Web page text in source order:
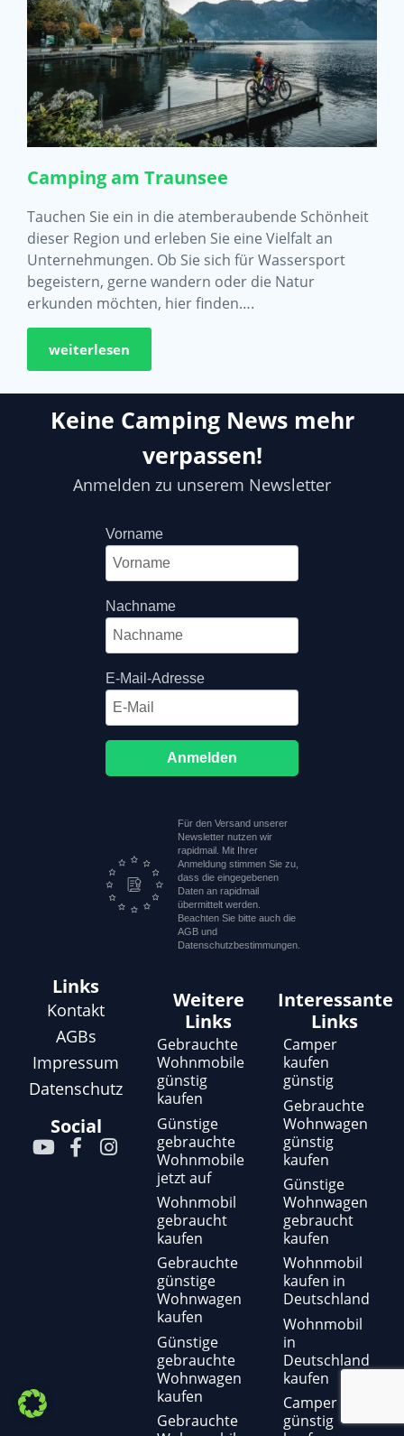
Camping am Traunsee
Tauchen Sie ein in die atemberaubende Schönheit
dieser Region und erleben Sie eine Vielfalt an
Unternehmungen. Ob Sie sich für Wassersport
begeistern, gerne wandern oder die Natur
erkunden möchten, hier finden….
weiterlesen
Keine Camping News mehr
verpassen!
Anmelden zu unserem Newsletter
Vorname
Nachname
E-Mail-Adresse
Anmelden
Für den Versand unserer
Newsletter nutzen wir
rapidmail. Mit Ihrer
Anmeldung stimmen Sie zu,
dass die eingegebenen
Daten an rapidmail
übermittelt werden.
Beachten Sie bitte auch die
AGB und
Datenschutzbestimmungen.
Links
Kontakt
AGBs
Impressum
Datenschutz
Social
Y F
a
I
Weitere
Links
Gebrauchte
Wohnmobile
günstig
kaufen
Günstige
gebrauchte
Wohnmobile
jetzt auf
Wohnmobil
gebraucht
kaufen
Gebrauchte
günstige
Wohnwagen
kaufen
Günstige
gebrauchte
Wohnwagen
kaufen
Gebrauchte
Interessante
Links
Camper
kaufen
günstig
Gebrauchte
Wohnwagen
günstig
kaufen
Günstige
Wohnwagen
gebraucht
kaufen
Wohnmobil
kaufen in
Deutschland
Wohnmobil
in
Deutschland
kaufen
Camper
günstig